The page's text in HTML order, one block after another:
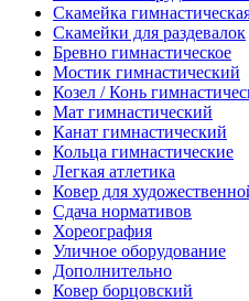
Скамейка
Скамейки для раздевалок
Бревно гимнастическое
Мостик гимнастический
Козел / Конь
Мат гимнастический
Канат гимнастический
Кольца гимнастические
Легкая атлетика
Ковер для
Сдача нормативов
Хореография
Уличное оборудование
Дополнительно
Ковер борцовский